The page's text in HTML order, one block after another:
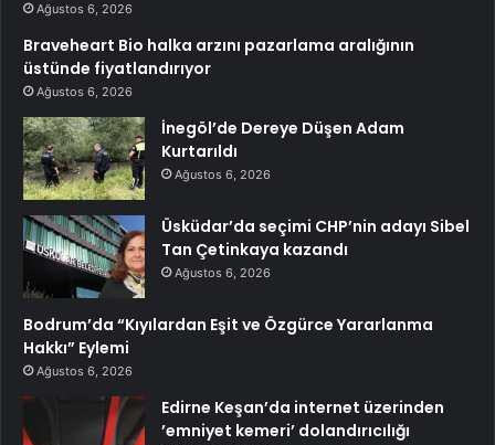
Ağustos 6, 2026
Braveheart Bio halka arzını pazarlama aralığının
üstünde fiyatlandırıyor
Ağustos 6, 2026
İnegöl’de Dereye Düşen Adam
Kurtarıldı
Ağustos 6, 2026
Üsküdar’da seçimi CHP’nin adayı Sibel
Tan Çetinkaya kazandı
Ağustos 6, 2026
Bodrum’da “Kıyılardan Eşit ve Özgürce Yararlanma
Hakkı” Eylemi
Ağustos 6, 2026
Edirne Keşan’da internet üzerinden
’emniyet kemeri’ dolandırıcılığı